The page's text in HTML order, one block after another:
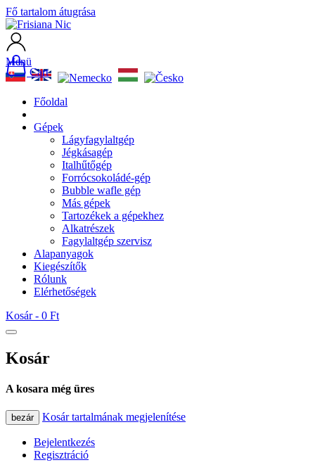
Fő tartalom átugrása
Cart
Menü
Főoldal
Gépek
Lágyfagylaltgép
Jégkásagép
Italhűtőgép
Forrócsokoládé-gép
Bubble wafle gép
Más gépek
Tartozékek a gépekhez
Alkatrészek
Fagylaltgép szervisz
Alapanyagok
Kiegészítők
Rólunk
Elérhetőségek
Kosár - 0 Ft
Kosár
A kosara még üres
bezár Kosár tartalmának megjelenítése
Bejelentkezés
Regisztráció